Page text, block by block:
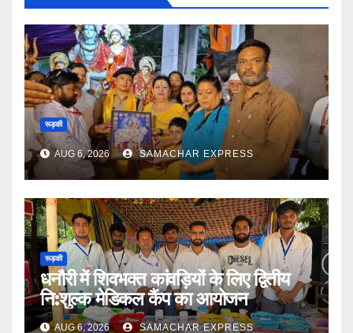
रूड़की
AUG 6, 2026 SAMACHAR EXPRESS
रूड़की
धनौरी में शिवभक्त कांवड़ियों के लिए द्वितीय
नि:शुल्क मेडिकल कैंप का आयोजन
AUG 6, 2026 SAMACHAR EXPRESS